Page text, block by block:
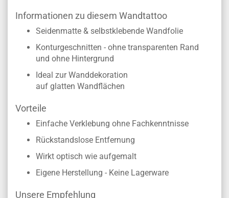
Informationen zu diesem Wandtattoo
Seidenmatte & selbstklebende Wandfolie
Konturgeschnitten - ohne transparenten Rand
und ohne Hintergrund
Ideal zur Wanddekoration
auf glatten Wandflächen
Vorteile
Einfache Verklebung ohne Fachkenntnisse
Rückstandslose Entfernung
Wirkt optisch wie aufgemalt
Eigene Herstellung - Keine Lagerware
Unsere Empfehlung